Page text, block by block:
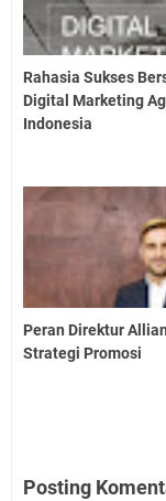
Rahasia Sukses
Digital Marketing
Indonesia
Peran Direktur
Strategi Promosi
Posting